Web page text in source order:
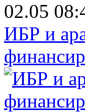
02.05
ИБР и